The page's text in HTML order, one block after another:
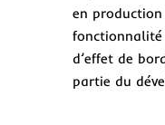
en production
fonctionnalité
d’effet de
partie du